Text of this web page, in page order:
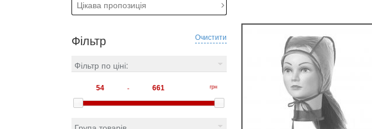
Цікава пропозиція
Фільтр Очистити
Фільтр по ціні:
- грн